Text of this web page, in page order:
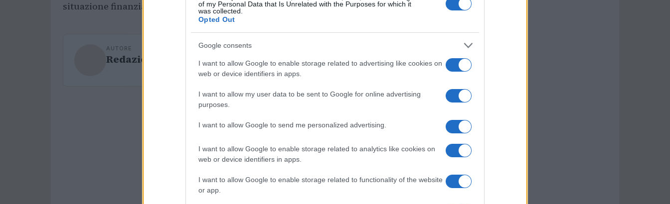
of my Personal Data that Is Unrelated with the Purposes for which it
was collected.
Opted Out
Google consents
I want to allow Google to enable storage related to advertising like cookies on
web or device identifiers in apps.
I want to allow my user data to be sent to Google for online advertising
purposes.
I want to allow Google to send me personalized advertising.
I want to allow Google to enable storage related to analytics like cookies on
web or device identifiers in apps.
I want to allow Google to enable storage related to functionality of the website
or app.
situazione finanziaria del club. Non sono io a doverlo dire” ha concluso il tecnico.
AUTORE
Redazione Sport Magazine